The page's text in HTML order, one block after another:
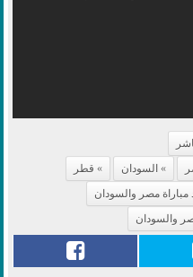
السودان
قطر
مباراة مصر والسودان
والسودان